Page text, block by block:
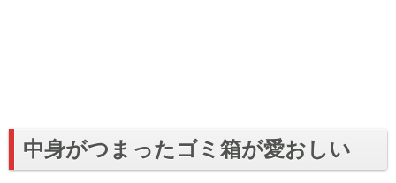
中身がつまったゴミ箱が愛おしい